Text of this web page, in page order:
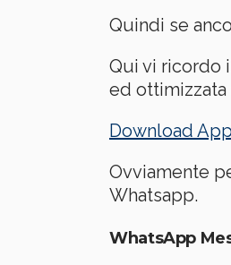
Quindi se
Qui vi ricordo
ed ottimizzata
Download
Ovviamente
Whatsapp.
WhatsApp